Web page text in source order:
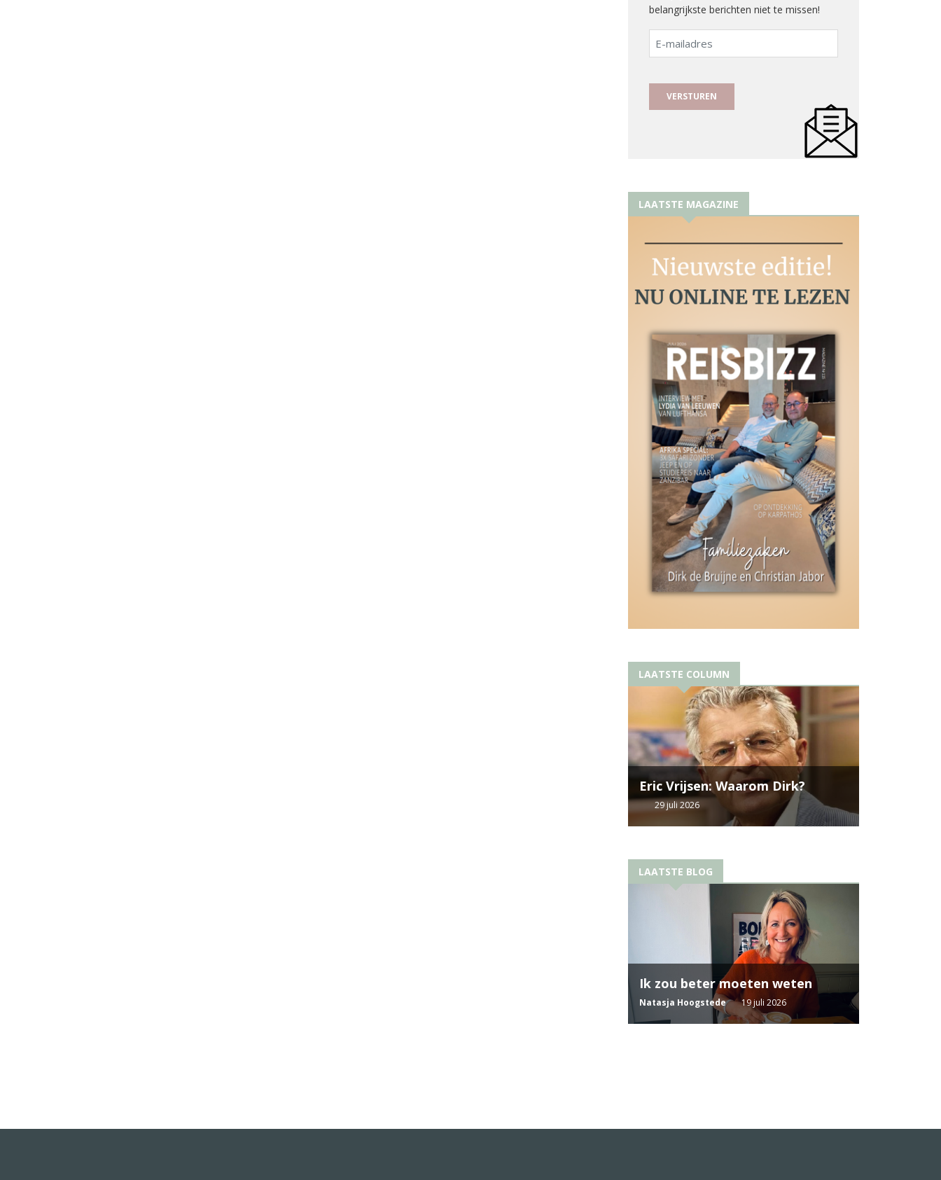
belangrijkste berichten niet te missen!
E-
mailadres
LAATSTE MAGAZINE
LAATSTE COLUMN
Eric Vrijsen: Waarom Dirk?
29 juli 2026
LAATSTE BLOG
Ik zou beter moeten weten
Natasja Hoogstede 19 juli 2026